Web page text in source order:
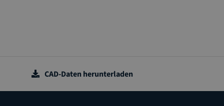
CAD-Daten herunterladen